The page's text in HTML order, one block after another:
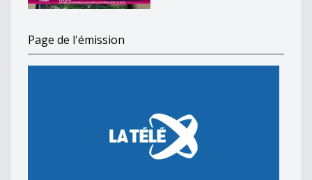
Page de l'émission